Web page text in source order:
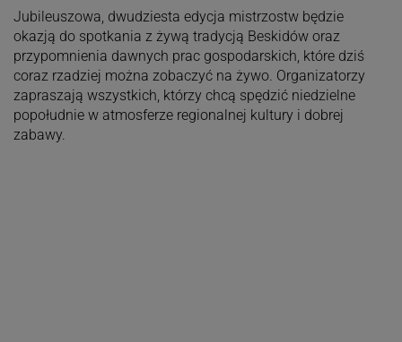
Jubileuszowa, dwudziesta edycja mistrzostw będzie
okazją do spotkania z żywą tradycją Beskidów oraz
przypomnienia dawnych prac gospodarskich, które dziś
coraz rzadziej można zobaczyć na żywo. Organizatorzy
zapraszają wszystkich, którzy chcą spędzić niedzielne
popołudnie w atmosferze regionalnej kultury i dobrej
zabawy.